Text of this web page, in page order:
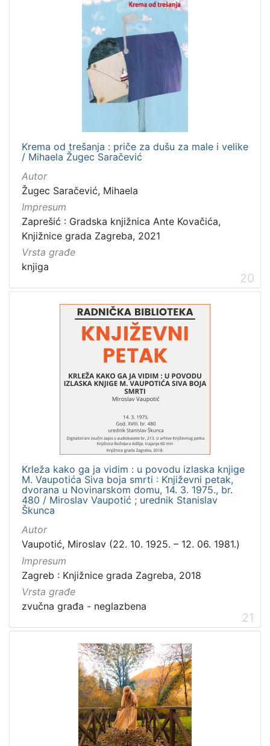
Krema od trešanja : priče za dušu za male i velike
/ Mihaela Žugec Saračević
Autor
Žugec Saračević, Mihaela
Impresum
Zaprešić : Gradska knjižnica Ante Kovačića,
Knjižnice grada Zagreba, 2021
Vrsta građe
knjiga
20
Krleža kako ga ja vidim : u povodu izlaska knjige
M. Vaupotića Siva boja smrti : Književni petak,
dvorana u Novinarskom domu, 14. 3. 1975., br.
480 / Miroslav Vaupotić ; urednik Stanislav
Škunca
Autor
Vaupotić, Miroslav (22. 10. 1925. – 12. 06. 1981.)
Impresum
Zagreb : Knjižnice grada Zagreba, 2018
Vrsta građe
zvučna građa - neglazbena
21